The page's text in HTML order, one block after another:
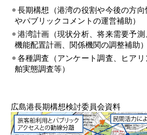
広島港長期構想検討委員会資料
長期構想（港湾の役割や今後の方
やパブリックコメントの運営補助）
港湾計画（現状分析、将来需要予測
機能配置計画、関係機関の調整補助）
各種調査（アンケート調査、ヒア
舶実態調査等）